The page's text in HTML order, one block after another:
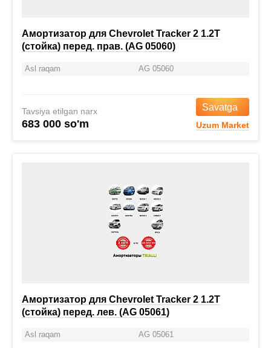
Амортизатор для Chevrolet Tracker 2 1.2T
(стойка) перед. прав. (AG 05060)
Asl raqam AG 05060
Tavsiya etilgan narx
683 000 so'm
Savatga
Uzum Market
Амортизатор для Chevrolet Tracker 2 1.2T
(стойка) перед. лев. (AG 05061)
Asl raqam AG 05061